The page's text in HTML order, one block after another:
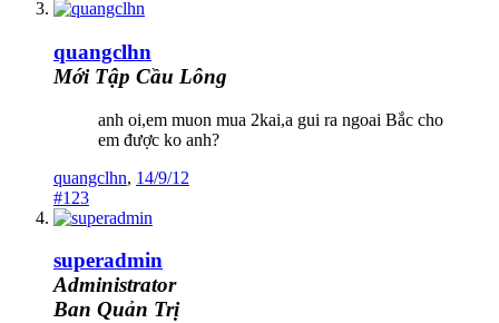
quangclhn
Mới Tập Cầu Lông
anh oi,em muon mua 2kai,a gui ra ngoai Bắc cho
em được ko anh?
quangclhn, 14/9/12
#123
superadmin
Administrator
Ban Quản Trị